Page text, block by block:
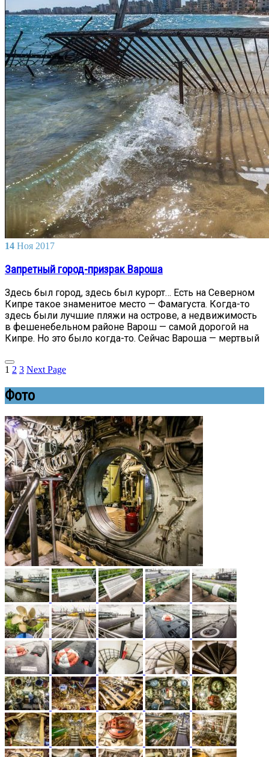
14 Ноя 2017
Запретный город-призрак Вароша
Здесь был город, здесь был курорт… Есть на Северном
Кипре такое знаменитое место — Фамагуста. Когда-то
здесь были лучшие пляжи на острове, а недвижимость
в фешенебельном районе Варош — самой дорогой на
Кипре. Но это было когда-то. Сейчас Вароша — мертвый
1 2 3 Next Page
Фото